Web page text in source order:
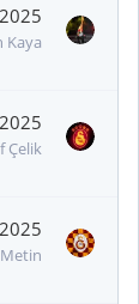
Kaya
Çelik